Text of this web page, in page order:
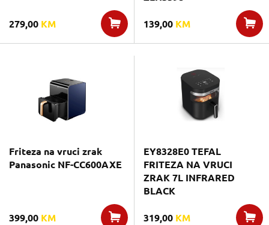
279,00 KM 139,00 KM
Friteza na vruci zrak
Panasonic NF-CC600AXE
399,00 KM
EY8328E0 TEFAL
FRITEZA NA VRUCI
ZRAK 7L INFRARED
BLACK
319,00 KM